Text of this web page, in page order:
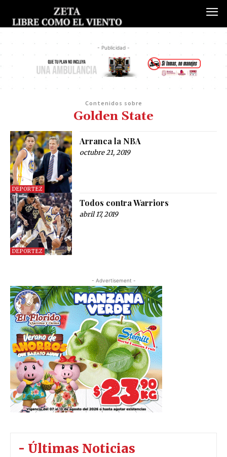
- Publicidad -
Contenidos sobre
Golden State
DEPORTEZ
Arranca la NBA
octubre 21, 2019
DEPORTEZ
Todos contra Warriors
abril 17, 2019
- Advertisement -
- Últimas Noticias